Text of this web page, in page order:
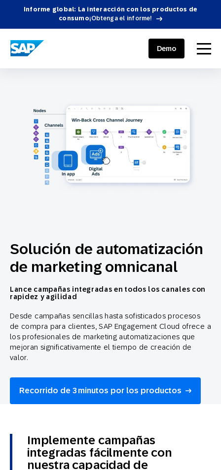
Informe global: La interacción con los productos de
consumo¡Obtenga el informe!
SAP ENGAGEMENT CLOUD menu
Demo
Solución de automatización
de marketing omnicanal
Lance campañas integradas en todos los canales con
rapidez y agilidad
Desde campañas sencillas hasta sofisticados procesos
de compra para clientes, SAP Engagement Cloud ofrece a
los profesionales de marketing automatizaciones que
mejoran significativamente el tiempo de creación de
valor.
Recorrido de 3 minutos por los productos
Implemente campañas
integradas fácilmente con
nuestra capacidad de